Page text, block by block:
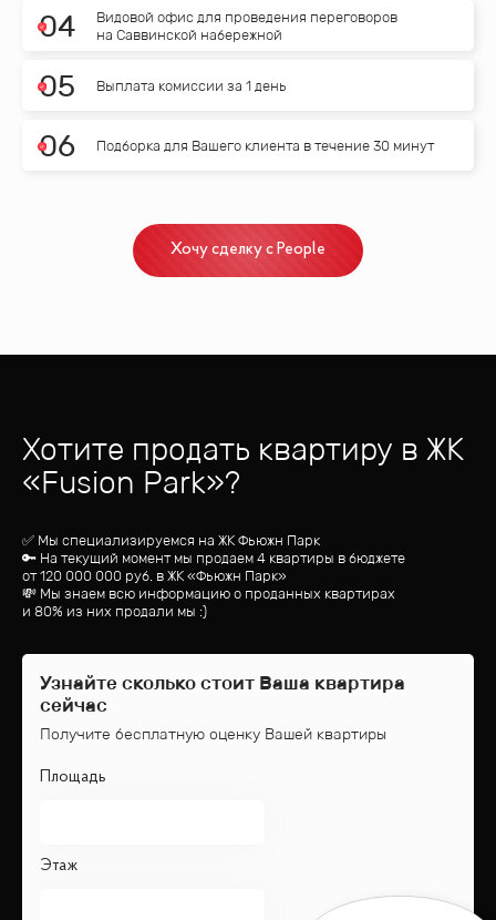
04
Видовой офис для проведения переговоров
на Саввинской набережной
05 Выплата комиссии за 1 день
06 Подборка для Вашего клиента в течение 30 минут
Хочу сделку с People
Хотите продать квартиру в ЖК
«Fusion Park»?
✅ Мы специализируемся на ЖКФьюжн Парк
🔑 На текущий момент мы продаем 4 квартиры в бюджете
от120 000 000 руб. в ЖК «Фьюжн Парк»
💸 Мы знаем всю информацию о проданных квартирах
и 80% из них продали мы :)
Узнайте сколько стоит Ваша квартира
сейчас
Получите бесплатную оценку Вашей квартиры
Площадь
Этаж